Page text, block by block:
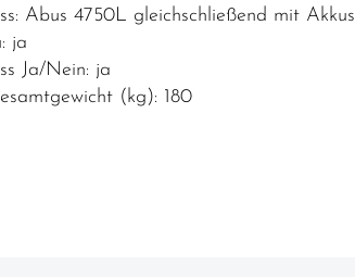
Abus 4750L gleichschließend mit
ja
Ja/Nein: ja
(kg): 180